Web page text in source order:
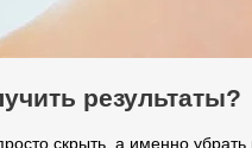
результаты?
скрыть, а именно